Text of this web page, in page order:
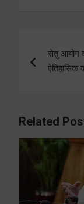
सेतु आयोग
Related